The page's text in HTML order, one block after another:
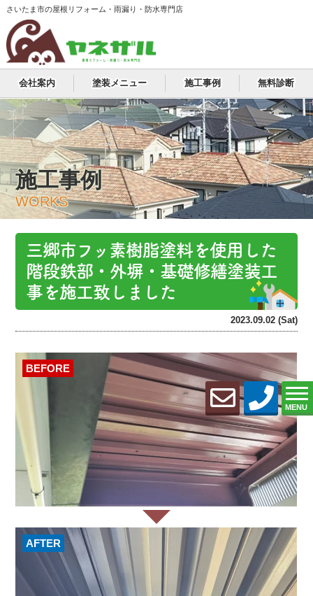
さいたま市の屋根リフォーム・雨漏り・防水専門店
MENU
会社案内 塗装メニュー 施工事例 無料診断
施工事例
WORKS
三郷市フッ素樹脂塗料を使用した
階段鉄部・外塀・基礎修繕塗装工
事を施工致しました
2023.09.02 (Sat)
BEFORE
AFTER